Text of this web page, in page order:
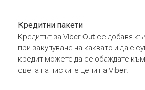
Кредитни пакети
Кредитът за Viber Out се добавя
при закупуване на каквато и да е
кредит можете да се обаждате
света на ниските цени на Viber.